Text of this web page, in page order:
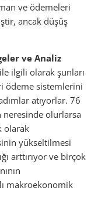
ve ödemeleri
ancak düşüş
ve Analiz
ilgili olarak şunları
ödeme sistemlerini
atıyorlar. 76
neresinde olurlarsa
olarak
yükseltilmesi
arttırıyor ve birçok
makroekonomik